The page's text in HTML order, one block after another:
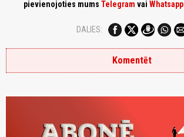
pievienojoties mums Telegram vai Whatsapp
DALIES:
Komentēt